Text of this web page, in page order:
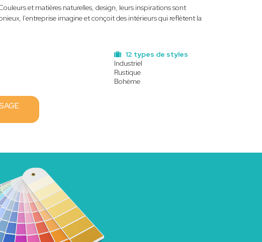
et matières naturelles, design, leurs inspirations sont
l'entreprise imagine et conçoit des intérieurs qui reflètent la
12 types de styles
Industriel
Rustique
Bohème